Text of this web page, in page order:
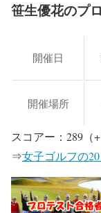
笹生優花のプ
開催日
開催場所
スコアー：289（
⇒女子ゴルフの